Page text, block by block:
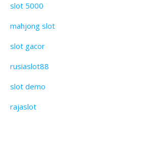
slot 5000
mahjong slot
slot gacor
rusiaslot88
slot demo
rajaslot